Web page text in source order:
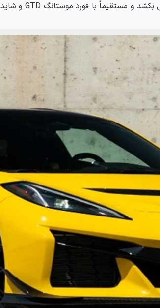
بخواهد برتری سوپراسپرت‌های آمریکایی را به چالش بکشد و مستقیماً با فورد موستانگ GTD و شاید